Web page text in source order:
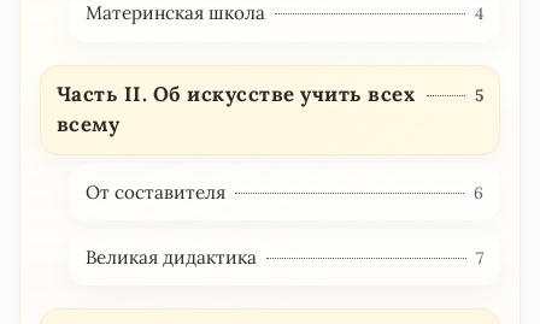
Материнская школа 4
Часть II. Об искусстве учить всех
всему
5
От составителя 6
Великая дидактика 7